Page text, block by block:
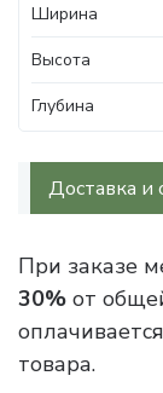
Ширина
Высота
Глубина
Доставка и
При заказе
30% от
товара.